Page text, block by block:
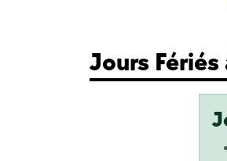
Jours